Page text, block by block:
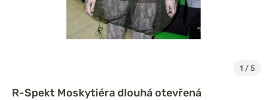
1 / 5
R-Spekt Moskytiéra dlouhá otevřená